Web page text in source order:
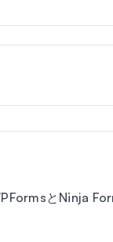
とNinja